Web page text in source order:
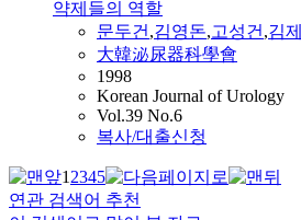
약제들의 역할
문두건,김영돈,고성건,김
大韓泌尿器科學會
1998
Korean Journal of Urology
Vol.39 No.6
복사/대출신청
12345
연관 검색어 추천